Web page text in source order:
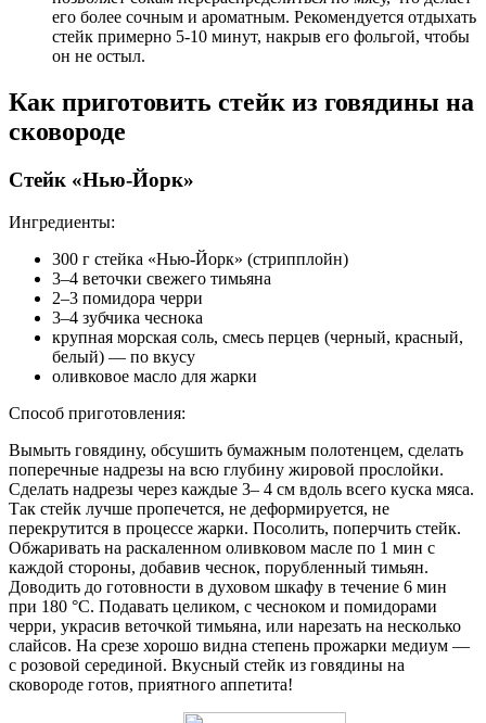
его более сочным и ароматным. Рекомендуется отдыхать
стейк примерно 5-10 минут, накрыв его фольгой, чтобы
он не остыл.
Как приготовить стейк из говядины на
сковороде
Стейк «Нью-Йорк»
Ингредиенты:
300 г стейка «Нью-Йорк» (стрипплойн)
3–4 веточки свежего тимьяна
2–3 помидора черри
3–4 зубчика чеснока
крупная морская соль, смесь перцев (черный, красный,
белый) — по вкусу
оливковое масло для жарки
Способ приготовления:
Вымыть говядину, обсушить бумажным полотенцем, сделать
поперечные надрезы на всю глубину жировой прослойки.
Сделать надрезы через каждые 3– 4 см вдоль всего куска мяса.
Так стейк лучше пропечется, не деформируется, не
перекрутится в процессе жарки. Посолить, поперчить стейк.
Обжаривать на раскаленном оливковом масле по 1 мин с
каждой стороны, добавив чеснок, порубленный тимьян.
Доводить до готовности в духовом шкафу в течение 6 мин
при 180 °С. Подавать целиком, с чесноком и помидорами
черри, украсив веточкой тимьяна, или нарезать на несколько
слайсов. На срезе хорошо видна степень прожарки медиум —
с розовой серединой. Вкусный стейк из говядины на
сковороде готов, приятного аппетита!